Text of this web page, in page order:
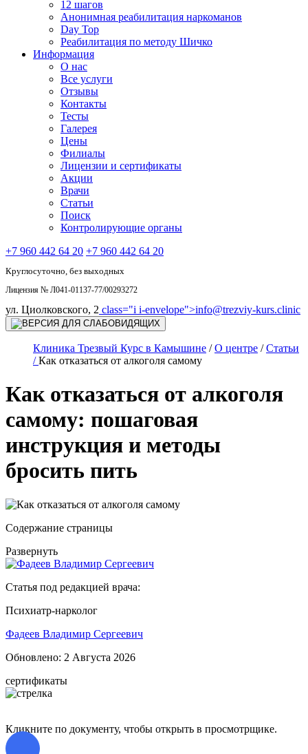
12 шагов
Анонимная реабилитация наркоманов
Day Top
Реабилитация по методу Шичко
Информация
О нас
Все услуги
Отзывы
Контакты
Тесты
Галерея
Цены
Филиалы
Лицензии и сертификаты
Акции
Врачи
Статьи
Поиск
Контролирующие органы
+7 960 442 64 20 +7 960 442 64 20
Круглосуточно, без выходных
Лицензия № Л041-01137-77/00293272
ул. Циолковского, 2 class="i i-envelope">info@trezviy-kurs.clinic
Клиника Трезвый Курс в Камышине /О центре /Статьи
/Как отказаться от алкоголя самому
Как отказаться от алкоголя
самому: пошаговая
инструкция и методы
бросить пить
Содержание страницы
Развернуть
Статья под редакцией врача:
Психиатр-нарколог
Фадеев Владимир Сергеевич
Обновлено: 2 Августа 2026
сертификаты
Кликните по документу, чтобы открыть в просмотрщике.